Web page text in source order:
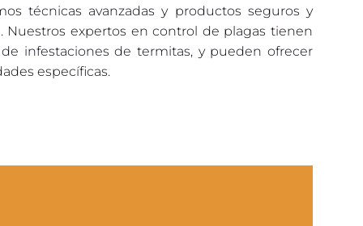
técnicas avanzadas y productos seguros y
expertos en control de plagas tienen
infestaciones de termitas, y pueden ofrecer
específicas.